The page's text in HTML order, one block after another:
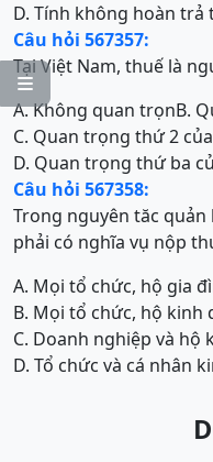

D. Tính không hoàn trả
Câu hỏi 567357:
Tại Việt Nam, thuế là
A. Không quan trọnB.
C. Quan trọng thứ 2
D. Quan trọng thứ ba
Câu hỏi 567358:
Trong nguyên tăc
phải có nghĩa vụ nộp
A. Mọi tổ chức, hộ gia
B. Mọi tổ chức, hộ kinh
C. Doanh nghiệp và hộ
D. Tổ chức và cá nhân